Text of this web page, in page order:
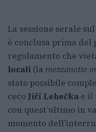
La sessione serale sul
è conclusa prima del
regolamento che
locali (la mezzanotte
stato possibile
cecoJiří Lehečka e il
con quest’ultimo in
momento